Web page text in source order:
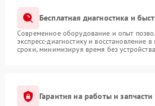
Бесплатная диагностика и
Современное оборудование и опыт
экспресс-диагностику и восстановление
сроки, минимизируя время без устройства
Гарантия на работы и запчасти